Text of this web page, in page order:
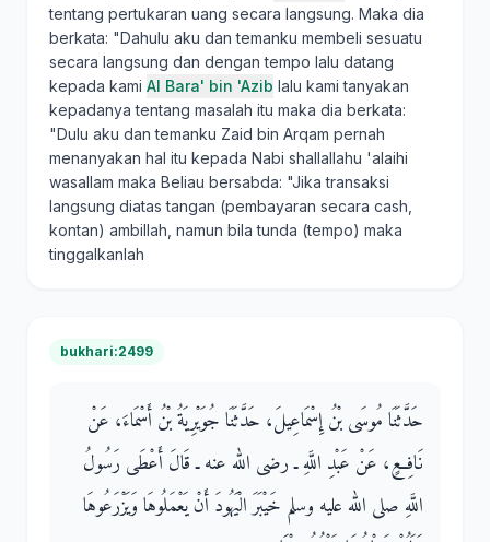
tentang pertukaran uang secara langsung. Maka dia
berkata: "Dahulu aku dan temanku membeli sesuatu
secara langsung dan dengan tempo lalu datang
kepada kami Al Bara' bin 'Azib lalu kami tanyakan
kepadanya tentang masalah itu maka dia berkata:
"Dulu aku dan temanku Zaid bin Arqam pernah
menanyakan hal itu kepada Nabi shallallahu 'alaihi
wasallam maka Beliau bersabda: "Jika transaksi
langsung diatas tangan (pembayaran secara cash,
kontan) ambillah, namun bila tunda (tempo) maka
tinggalkanlah
bukhari:2499
حَدَّثَنَا مُوسَى بْنُ إِسْمَاعِيلَ، حَدَّثَنَا جُوَيْرِيَةُ بْنُ أَسْمَاءَ، عَنْ
نَافِعٍ، عَنْ عَبْدِ اللَّهِ ـ رضى الله عنه ـ قَالَ أَعْطَى رَسُولُ
اللَّهِ صلى الله عليه وسلم خَيْبَرَ الْيَهُودَ أَنْ يَعْمَلُوهَا وَيَزْرَعُوهَا